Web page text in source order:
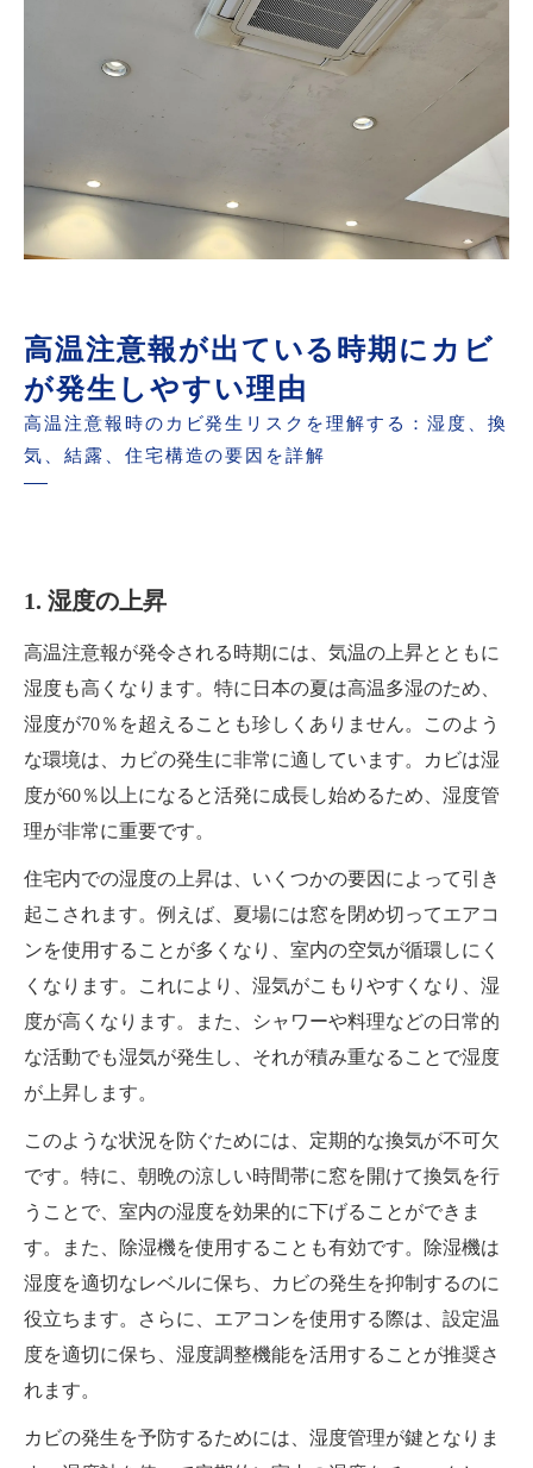
高温注意報が出ている時期にカビ
が発生しやすい理由
高温注意報時のカビ発生リスクを理解する：湿度、換
気、結露、住宅構造の要因を詳解
1. 湿度の上昇
高温注意報が発令される時期には、気温の上昇とともに
湿度も高くなります。特に日本の夏は高温多湿のため、
湿度が70％を超えることも珍しくありません。このよう
な環境は、カビの発生に非常に適しています。カビは湿
度が60％以上になると活発に成長し始めるため、湿度管
理が非常に重要です。
住宅内での湿度の上昇は、いくつかの要因によって引き
起こされます。例えば、夏場には窓を閉め切ってエアコ
ンを使用することが多くなり、室内の空気が循環しにく
くなります。これにより、湿気がこもりやすくなり、湿
度が高くなります。また、シャワーや料理などの日常的
な活動でも湿気が発生し、それが積み重なることで湿度
が上昇します。
このような状況を防ぐためには、定期的な換気が不可欠
です。特に、朝晩の涼しい時間帯に窓を開けて換気を行
うことで、室内の湿度を効果的に下げることができま
す。また、除湿機を使用することも有効です。除湿機は
湿度を適切なレベルに保ち、カビの発生を抑制するのに
役立ちます。さらに、エアコンを使用する際は、設定温
度を適切に保ち、湿度調整機能を活用することが推奨さ
れます。
カビの発生を予防するためには、湿度管理が鍵となりま